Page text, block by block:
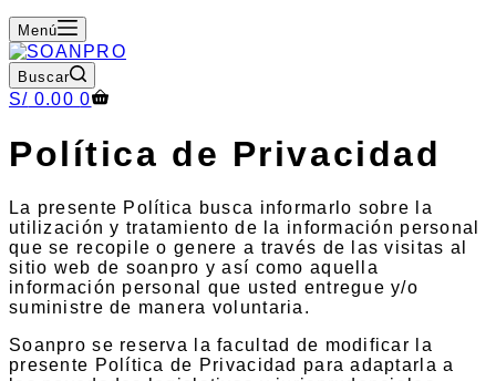
Menú
Buscar
Carro
compra
S/ 0.00 0
Política de Privacidad
La presente Política busca informarlo sobre la
utilización y tratamiento de la información personal
que se recopile o genere a través de las visitas al
sitio web de soanpro y así como aquella
información personal que usted entregue y/o
suministre de manera voluntaria.
Soanpro se reserva la facultad de modificar la
presente Política de Privacidad para adaptarla a